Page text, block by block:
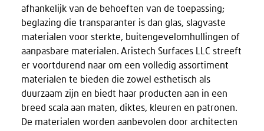
afhankelijk van de behoeften van de toepassing;
beglazing die transparanter is dan glas, slagvaste
materialen voor sterkte, buitengevelomhullingen of
aanpasbare materialen. Aristech Surfaces LLC streeft
er voortdurend naar om een ​​volledig assortiment
materialen te bieden die zowel esthetisch als
duurzaam zijn en biedt haar producten aan in een
breed scala aan maten, diktes, kleuren en patronen.
De materialen worden aanbevolen door architecten